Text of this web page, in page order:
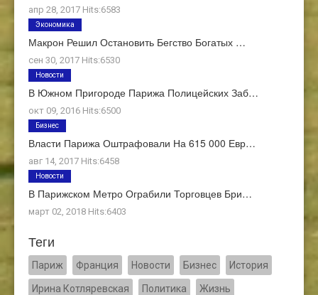
апр 28, 2017 Hits:6583
Макрон Решил Остановить Бегство Богатых …
сен 30, 2017 Hits:6530
Экономика
В Южном Пригороде Парижа Полицейских Заб…
окт 09, 2016 Hits:6500
Новости
Власти Парижа Оштрафовали На 615 000 Евр…
авг 14, 2017 Hits:6458
Бизнес
В Парижском Метро Ограбили Торговцев Бри…
март 02, 2018 Hits:6403
Новости
Теги
Париж Франция Новости Бизнес История
Ирина Котляревская Политика Жизнь